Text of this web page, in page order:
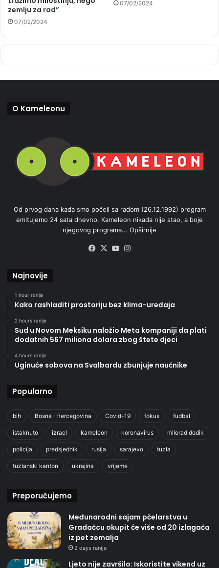
zemlju za rad”
07/02/2024
07/02/2024
O Kameleonu
Od prvog dana kada smo počeli sa radom (26.12.1992) program
emitujemo 24 sata dnevno. Kameleon nikada nije stao, a boje
njegovog programa... Opširnije
Facebook
X YouTube
Najnovije
1 hour ranije
Kako rashladiti prostoriju bez klima-uređaja
2 hours ranije
Sud u Novom Meksiku naložio Meta kompaniji da plati
dodatnih 567 miliona dolara zbog štete djeci
4 hours ranije
Uginuće sobova na Svalbardu zbunjuje naučnike
Popularno
bih Bosna i Hercegovina Covid-19 fokus fudbal
istaknuto izrael kameleon koronavirus milorad dodik
policija predsjednik rusija sarajevo tuzla
tuzlanski kanton ukrajina vrijeme
Preporučujemo
Međunarodni sajam pčelarstva u
Gradačcu okupit će više od 20 izlagača
iz pet zemalja
2 days ranije
Ljeto nije završilo: Iskoristite vikend uz